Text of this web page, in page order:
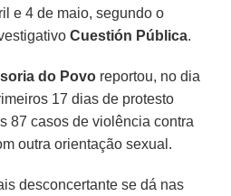
e 4 de maio, segundo o
Cuestión Pública.
do Povo reportou, no dia
17 dias de protesto
87 casos de violência contra
outra orientação sexual.
desconcertante se dá nas